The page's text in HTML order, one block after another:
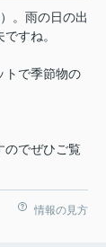
。雨の日の出
すね。
トで季節物の
のでぜひご覧
情報の見方